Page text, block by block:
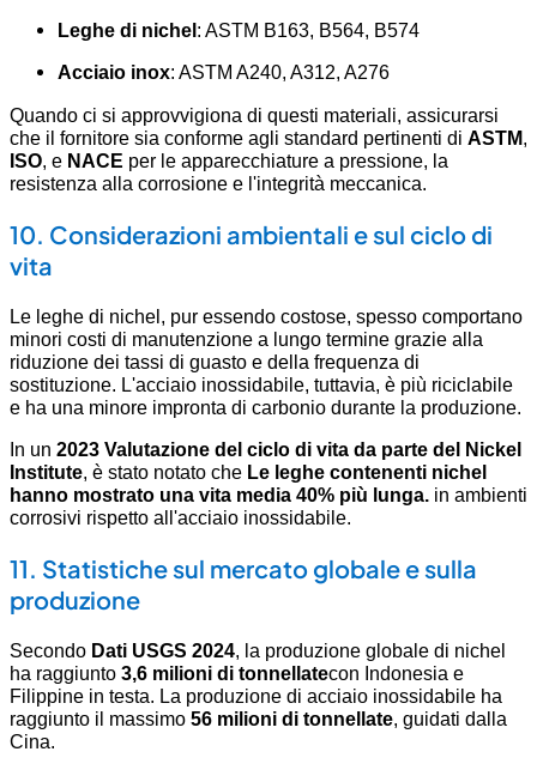
Leghe di nichel: ASTM B163, B564, B574
Acciaio inox: ASTM A240, A312, A276
Quando ci si approvvigiona di questi materiali, assicurarsi
che il fornitore sia conforme agli standard pertinenti di ASTM,
ISO, e NACE per le apparecchiature a pressione, la
resistenza alla corrosione e l'integrità meccanica.
10. Considerazioni ambientali e sul ciclo di
vita
Le leghe di nichel, pur essendo costose, spesso comportano
minori costi di manutenzione a lungo termine grazie alla
riduzione dei tassi di guasto e della frequenza di
sostituzione. L'acciaio inossidabile, tuttavia, è più riciclabile
e ha una minore impronta di carbonio durante la produzione.
In un 2023 Valutazione del ciclo di vita da parte del Nickel
Institute, è stato notato che Le leghe contenenti nichel
hanno mostrato una vita media 40% più lunga. in ambienti
corrosivi rispetto all'acciaio inossidabile.
11. Statistiche sul mercato globale e sulla
produzione
Secondo Dati USGS 2024, la produzione globale di nichel
ha raggiunto 3,6 milioni di tonnellatecon Indonesia e
Filippine in testa. La produzione di acciaio inossidabile ha
raggiunto il massimo 56 milioni di tonnellate, guidati dalla
Cina.